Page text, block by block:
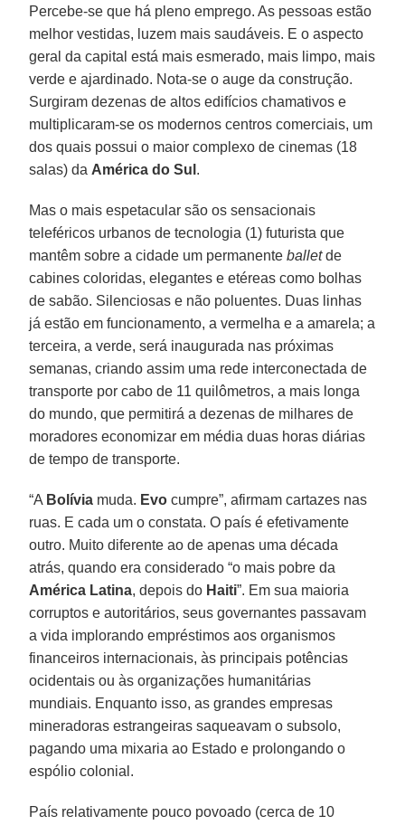
Percebe-se que há pleno emprego. As pessoas estão
melhor vestidas, luzem mais saudáveis. E o aspecto
geral da capital está mais esmerado, mais limpo, mais
verde e ajardinado. Nota-se o auge da construção.
Surgiram dezenas de altos edifícios chamativos e
multiplicaram-se os modernos centros comerciais, um
dos quais possui o maior complexo de cinemas (18
salas) da América do Sul .
Mas o mais espetacular são os sensacionais
teleféricos urbanos de tecnologia (1) futurista que
mantêm sobre a cidade um permanenteballetde
cabines coloridas, elegantes e etéreas como bolhas
de sabão. Silenciosas e não poluentes. Duas linhas
já estão em funcionamento, a vermelha e a amarela; a
terceira, a verde, será inaugurada nas próximas
semanas, criando assim uma rede interconectada de
transporte por cabo de 11 quilômetros, a mais longa
do mundo, que permitirá a dezenas de milhares de
moradores economizar em média duas horas diárias
de tempo de transporte.
“A Bolívia muda. Evo cumpre”, afirmam cartazes nas
ruas. E cada um o constata. O país é efetivamente
outro. Muito diferente ao de apenas uma década
atrás, quando era considerado “o mais pobre da
América Latina, depois do Haiti”. Em sua maioria
corruptos e autoritários, seus governantes passavam
a vida implorando empréstimos aos organismos
financeiros internacionais, às principais potências
ocidentais ou às organizações humanitárias
mundiais. Enquanto isso, as grandes empresas
mineradoras estrangeiras saqueavam o subsolo,
pagando uma mixaria ao Estado e prolongando o
espólio colonial.
País relativamente pouco povoado (cerca de 10